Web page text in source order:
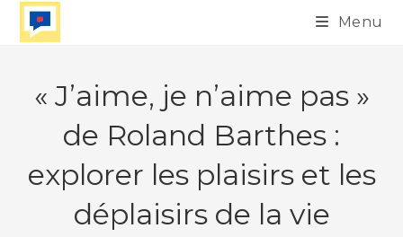
Skip
Menu
« J’aime, je n’aime pas »
de Roland Barthes :
explorer les plaisirs et les
déplaisirs de la vie